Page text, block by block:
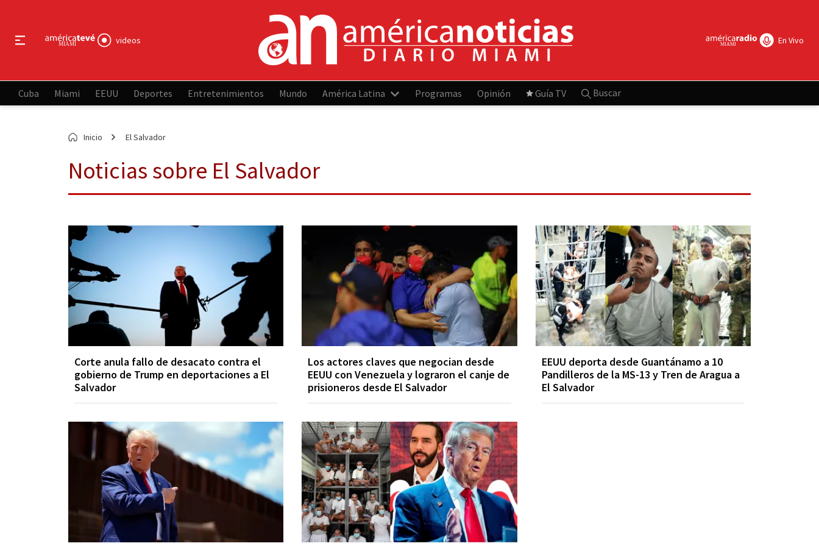
videos En Vivo
Cuba Miami EEUU Deportes Entretenimientos Mundo América Latina Programas Opinión Guía TV Buscar
Inicio El Salvador
Noticias sobre El Salvador
Corte anula fallo de desacato contra el
gobierno de Trump en deportaciones a El
Salvador
Los actores claves que negocian desde
EEUU con Venezuela y lograron el canje de
prisioneros desde El Salvador
EEUU deporta desde Guantánamo a 10
Pandilleros de la MS-13 y Tren de Aragua a
El Salvador